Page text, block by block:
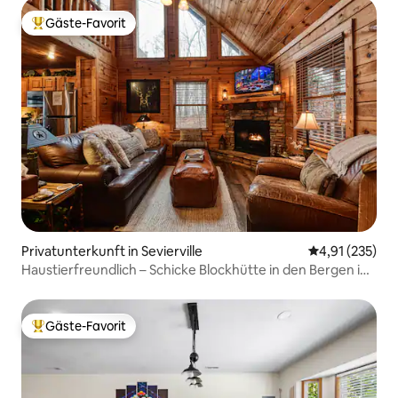
Beliebter Gäste-Favorit.
Gäste-Favorit
Privatunterkunft in Sevierville
4,91 (235)
Haustierfreundlich – Schicke Blockhütte in den Bergen in
Beliebter Gäste-Favorit.
Gäste-Favorit